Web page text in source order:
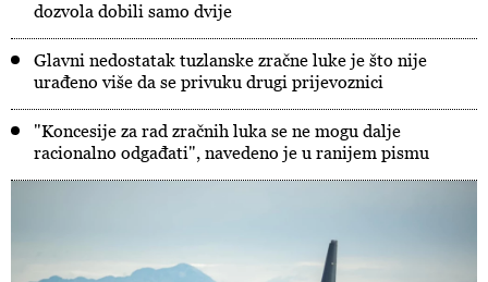
dozvola dobili samo dvije
Glavni nedostatak tuzlanske zračne luke je što nije
urađeno više da se privuku drugi prijevoznici
"Koncesije za rad zračnih luka se ne mogu dalje
racionalno odgađati", navedeno je u ranijem pismu